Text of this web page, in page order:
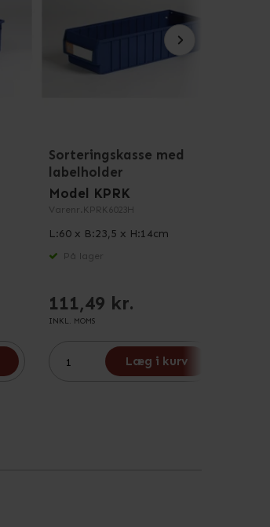
Sorteringskasse med
labelholder
Model KPRK
Varenr. KPRK6023H
L:60 x B:23,5 x H:14cm
På lager
111,49 kr.
INKL. MOMS
Læg i kurv